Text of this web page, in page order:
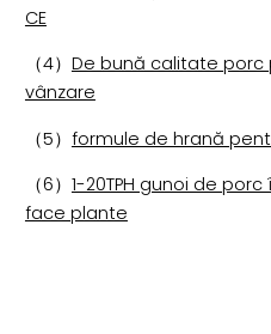
CE
（4） De bună calitate
vânzare
（5） formule de hrană
（6） 1-20TPH gunoi de
face plante